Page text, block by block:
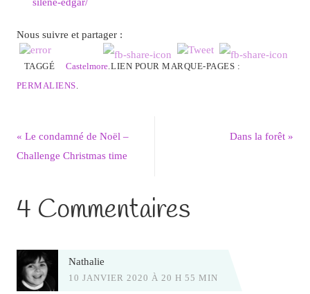
Nous suivre et partager :
TAGGÉ Castelmore.LIEN POUR MARQUE-PAGES :
PERMALIENS.
« Le condamné de Noël –
Challenge Christmas time
Dans la forêt»
4 Commentaires
Nathalie
10 JANVIER 2020 À 20 H 55 MIN